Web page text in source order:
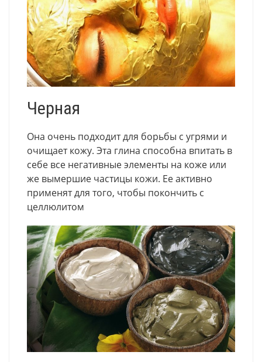
Черная
Она очень подходит для борьбы с угрями и
очищает кожу. Эта глина способна впитать в
себе все негативные элементы на коже или
же вымершие частицы кожи. Ее активно
применят для того, чтобы покончить с
целлюлитом